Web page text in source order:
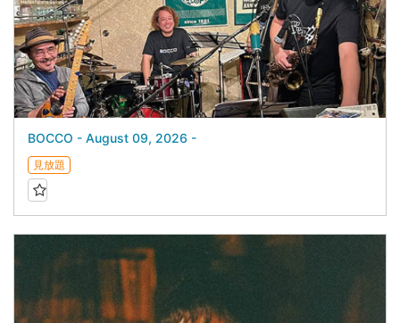
BOCCO - August 09, 2026 -
見放題